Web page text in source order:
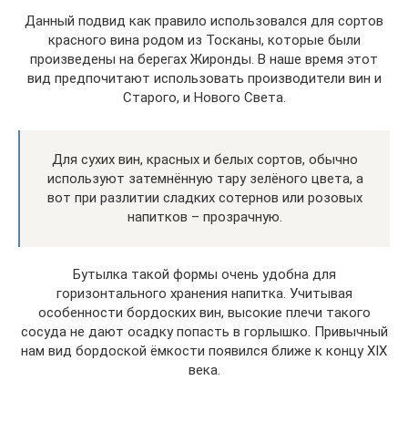
Данный подвид как правило использовался для сортов
красного вина родом из Тосканы, которые были
произведены на берегах Жиронды. В наше время этот
вид предпочитают использовать производители вин и
Старого, и Нового Света.
Для сухих вин, красных и белых сортов, обычно
используют затемнённую тару зелёного цвета, а
вот при разлитии сладких сотернов или розовых
напитков – прозрачную.
Бутылка такой формы очень удобна для
горизонтального хранения напитка. Учитывая
особенности бордоских вин, высокие плечи такого
сосуда не дают осадку попасть в горлышко. Привычный
нам вид бордоской ёмкости появился ближе к концу XIX
века.